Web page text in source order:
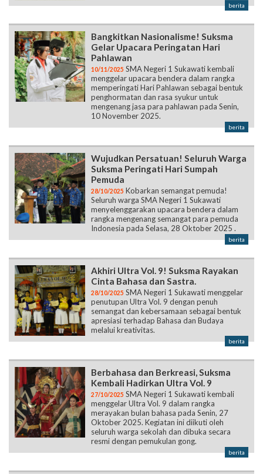
berita
Bangkitkan Nasionalisme! Suksma
Gelar Upacara Peringatan Hari
Pahlawan
10/11/2025 SMA Negeri 1 Sukawati kembali
menggelar upacara bendera dalam rangka
memperingati Hari Pahlawan sebagai bentuk
penghormatan dan rasa syukur untuk
mengenang jasa para pahlawan pada Senin,
10 November 2025.
berita
Wujudkan Persatuan! Seluruh Warga
Suksma Peringati Hari Sumpah
Pemuda
28/10/2025 Kobarkan semangat pemuda!
Seluruh warga SMA Negeri 1 Sukawati
menyelenggarakan upacara bendera dalam
rangka mengenang semangat para pemuda
Indonesia pada Selasa, 28 Oktober 2025 .
berita
Akhiri Ultra Vol. 9! Suksma Rayakan
Cinta Bahasa dan Sastra.
28/10/2025 SMA Negeri 1 Sukawati menggelar
penutupan Ultra Vol. 9 dengan penuh
semangat dan kebersamaan sebagai bentuk
apresiasi terhadap Bahasa dan Budaya
melalui kreativitas.
berita
Berbahasa dan Berkreasi, Suksma
Kembali Hadirkan Ultra Vol. 9
27/10/2025 SMA Negeri 1 Sukawati kembali
menggelar Ultra Vol. 9 dalam rangka
merayakan bulan bahasa pada Senin, 27
Oktober 2025. Kegiatan ini diikuti oleh
seluruh warga sekolah dan dibuka secara
resmi dengan pemukulan gong.
berita